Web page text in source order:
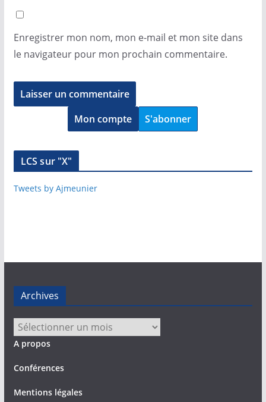
Enregistrer mon nom, mon e-mail et mon site dans
le navigateur pour mon prochain commentaire.
Mon compte S'abonner
LCS sur "X"
Tweets by Ajmeunier
Archives
Archives
A propos
Conférences
Mentions légales